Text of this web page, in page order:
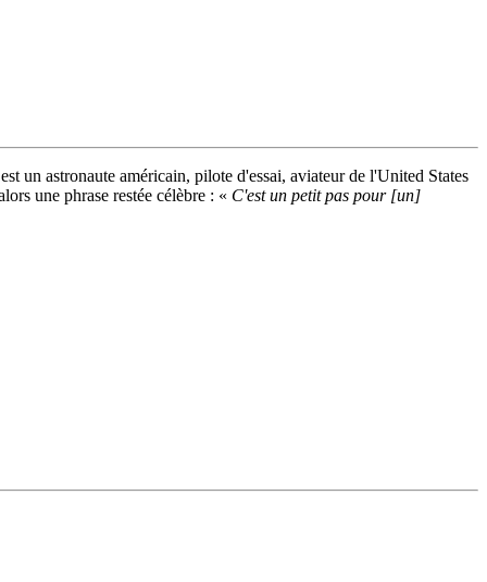
un astronaute américain, pilote d'essai, aviateur de l'United States
une phrase restée célèbre : « C'est un petit pas pour [un]